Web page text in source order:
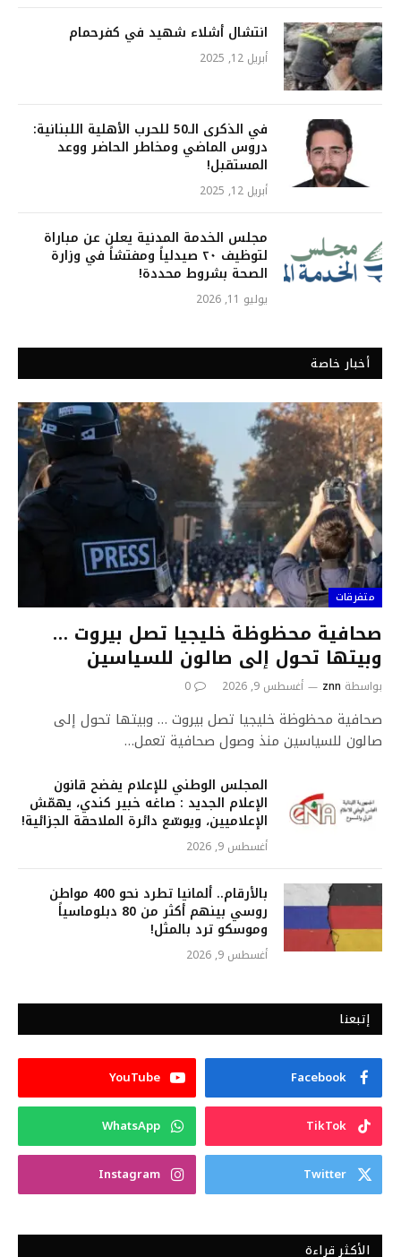
انتشال أشلاء شهيد في كفرحمام
أبريل 12, 2025
في الذكرى الـ50 للحرب الأهلية اللبنانية:
دروس الماضي ومخاطر الحاضر ووعد
المستقبل!
أبريل 12, 2025
مجلس الخدمة المدنية يعلن عن مباراة
لتوظيف ٢٠ صيدلياً ومفتشاً في وزارة
الصحة بشروط محددة!
يوليو 11, 2026
أخبار خاصة
متفرقات
صحافية محظوظة خليجيا تصل بيروت …
وبيتها تحول إلى صالون للسياسين
بواسطة znn أغسطس 9, 2026 0
صحافية محظوظة خليجيا تصل بيروت … وبيتها تحول إلى
صالون للسياسين منذ وصول صحافية تعمل…
المجلس الوطني للإعلام يفضح قانون
الإعلام الجديد : صاغه خبير كندي، يهمّش
الإعلاميين، ويوسّع دائرة الملاحقة الجزائية!
أغسطس 9, 2026
بالأرقام.. ألمانيا تطرد نحو 400 مواطن
روسي بينهم أكثر من 80 دبلوماسياً
وموسكو ترد بالمثل!
أغسطس 9, 2026
إتبعنا
Facebook
YouTube
TikTok
WhatsApp
Twitter
Instagram
الأكثر قراءة